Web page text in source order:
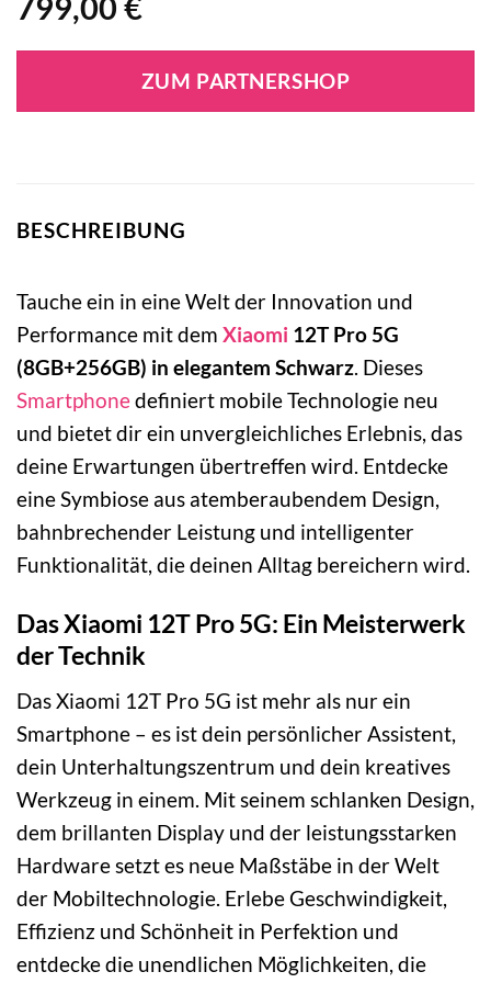
799,00 €
ZUM PARTNERSHOP
BESCHREIBUNG
Tauche ein in eine Welt der Innovation und
Performance mit dem Xiaomi 12T Pro 5G
(8GB+256GB) in elegantem Schwarz . Dieses
Smartphonedefiniert mobile Technologie neu
und bietet dir ein unvergleichliches Erlebnis, das
deine Erwartungen übertreffen wird. Entdecke
eine Symbiose aus atemberaubendem Design,
bahnbrechender Leistung und intelligenter
Funktionalität, die deinen Alltag bereichern wird.
Das Xiaomi 12T Pro 5G: Ein Meisterwerk
der Technik
Das Xiaomi 12T Pro 5G ist mehr als nur ein
Smartphone – es ist dein persönlicher Assistent,
dein Unterhaltungszentrum und dein kreatives
Werkzeug in einem. Mit seinem schlanken Design,
dem brillanten Display und der leistungsstarken
Hardware setzt es neue Maßstäbe in der Welt
der Mobiltechnologie. Erlebe Geschwindigkeit,
Effizienz und Schönheit in Perfektion und
entdecke die unendlichen Möglichkeiten, die